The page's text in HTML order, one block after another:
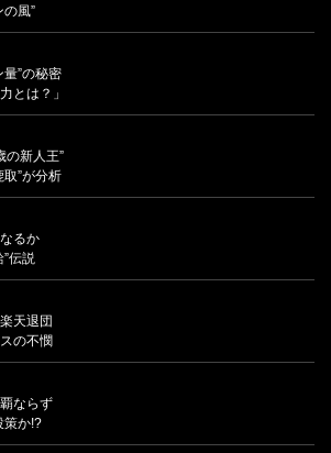
の風”
”の秘密
とは？」
の新人王”
”が分析
るか
伝説
天退団
の不憫
ならず
策か!?